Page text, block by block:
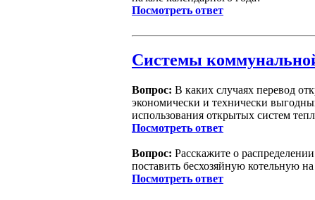
Посмотреть ответ
Системы
Вопрос: В каких случаях перевод
экономически и технически
использования открытых систем
Посмотреть ответ
Вопрос: Расскажите о
поставить бесхозяйную котельную на
Посмотреть ответ